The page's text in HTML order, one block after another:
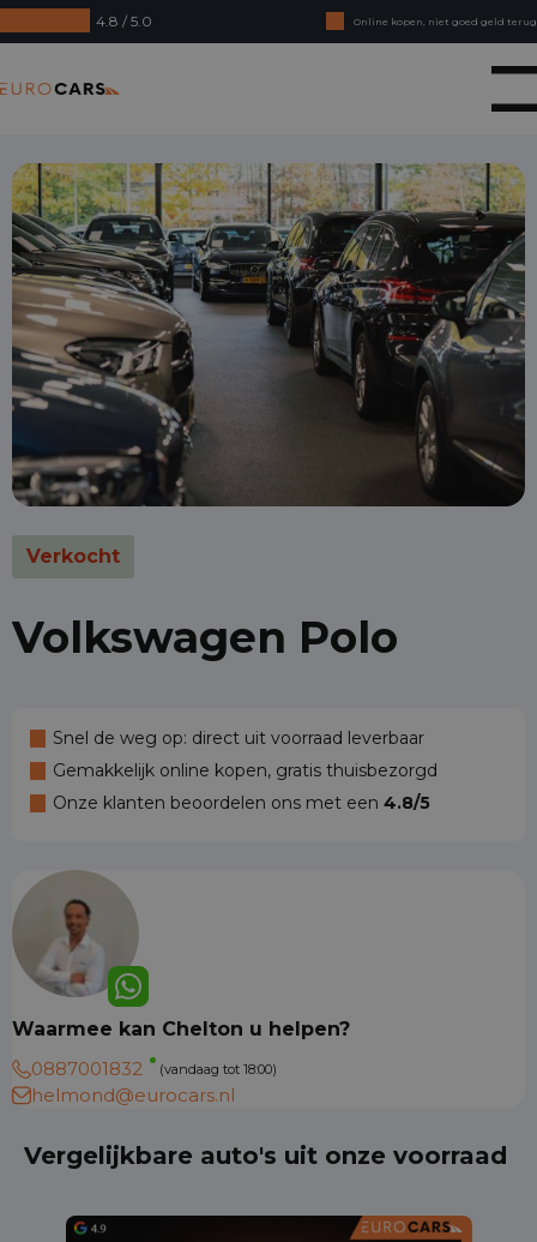
4.8 / 5.0
Online kopen, niet goed geld terug
Financial lease - Soepele acceptatie
Verkocht
Volkswagen Polo
Snel de weg op: direct uit voorraad leverbaar
Gemakkelijk online kopen, gratis thuisbezorgd
Onze klanten beoordelen ons met een 4.8/5
Waarmee kan Chelton u helpen?
0887001832
(vandaag tot 18:00)
helmond@eurocars.nl
Vergelijkbare auto's uit onze voorraad